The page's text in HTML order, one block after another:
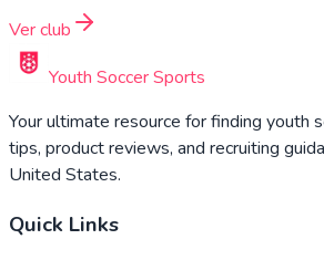
Ver club
Youth Soccer Sports
Your ultimate resource for finding youth
tips, product reviews, and recruiting
United States.
Quick Links